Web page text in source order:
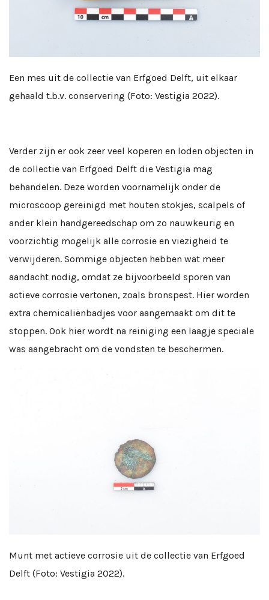
Een mes uit de collectie van Erfgoed Delft, uit elkaar
gehaald t.b.v. conservering (Foto: Vestigia 2022).
Verder zijn er ook zeer veel koperen en loden objecten in
de collectie van Erfgoed Delft die Vestigia mag
behandelen. Deze worden voornamelijk onder de
microscoop gereinigd met houten stokjes, scalpels of
ander klein handgereedschap om zo nauwkeurig en
voorzichtig mogelijk alle corrosie en viezigheid te
verwijderen. Sommige objecten hebben wat meer
aandacht nodig, omdat ze bijvoorbeeld sporen van
actieve corrosie vertonen, zoals bronspest. Hier worden
extra chemicaliënbadjes voor aangemaakt om dit te
stoppen. Ook hier wordt na reiniging een laagje speciale
was aangebracht om de vondsten te beschermen.
Munt met actieve corrosie uit de collectie van Erfgoed
Delft (Foto: Vestigia 2022).